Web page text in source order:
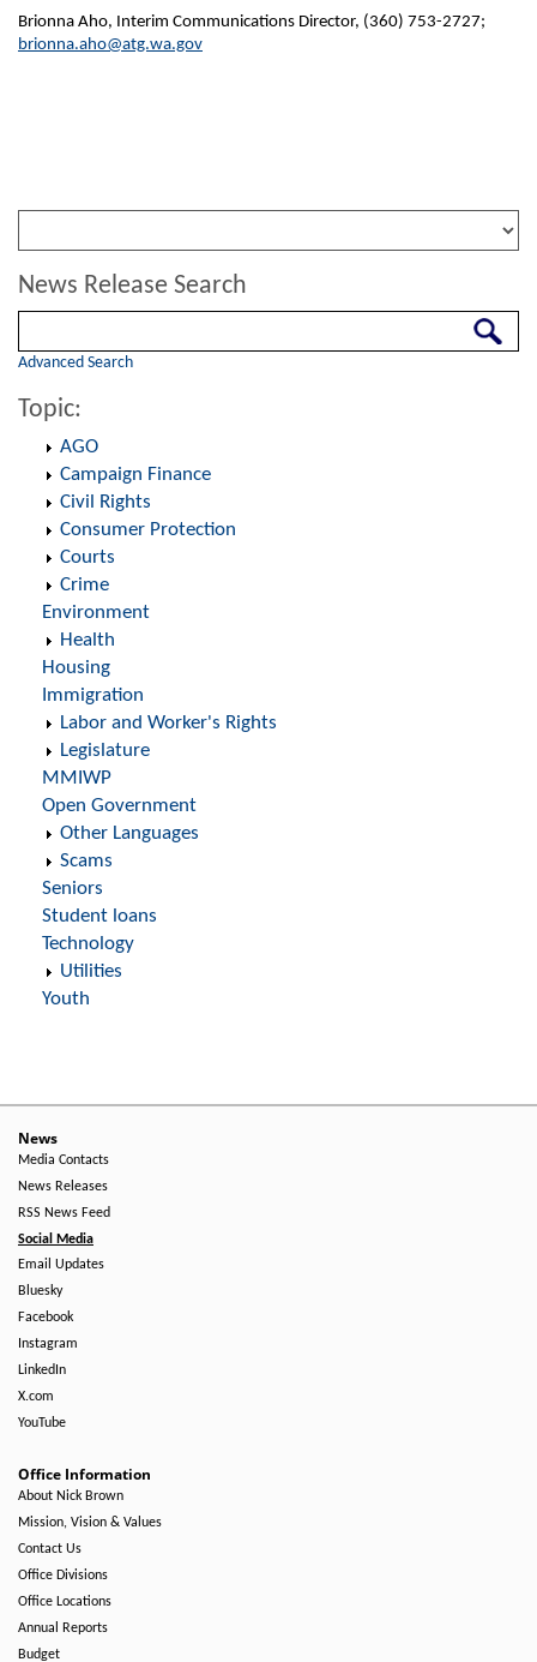
Brionna Aho, Interim Communications Director, (360) 753-2727;
brionna.aho@atg.wa.gov
News Release Search
Advanced Search
Topic:
AGO
Campaign Finance
Civil Rights
Consumer Protection
Courts
Crime
Environment
Health
Housing
Immigration
Labor and Worker's Rights
Legislature
MMIWP
Open Government
Other Languages
Scams
Seniors
Student loans
Technology
Utilities
Youth
News
Media Contacts
News Releases
RSS News Feed
Social Media
Email Updates
Bluesky
Facebook
Instagram
LinkedIn
X.com
YouTube
Office Information
About Nick Brown
Mission, Vision & Values
Contact Us
Office Divisions
Office Locations
Annual Reports
Budget